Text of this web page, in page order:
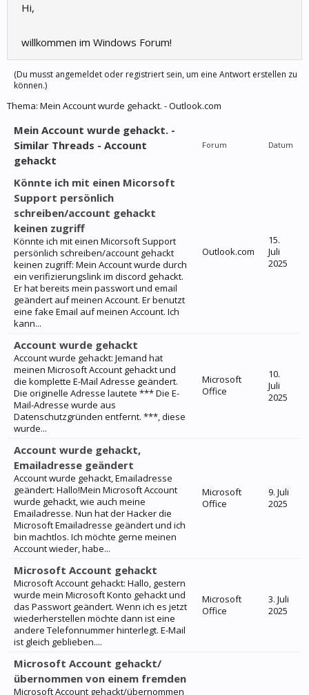
Hi,
willkommen im Windows Forum!
(Du musst angemeldet oder registriert sein, um eine Antwort erstellen zu
können.)
Thema: Mein Account wurde gehackt. - Outlook.com
Mein Account wurde gehackt. -
Similar Threads - Account
gehackt
Forum Datum
Könnte ich mit einen Micorsoft
Support persönlich
schreiben/account gehackt
keinen zugriff
Könnte ich mit einen Micorsoft Support
persönlich schreiben/account gehackt
keinen zugriff: Mein Account wurde durch
ein verifizierungslink im discord gehackt.
Er hat bereits mein passwort und email
geändert auf meinen Account. Er benutzt
eine fake Email auf meinen Account. Ich
kann...
Outlook.com
15.
Juli
2025
Account wurde gehackt
Account wurde gehackt: Jemand hat
meinen Microsoft Account gehackt und
die komplette E-Mail Adresse geändert.
Die originelle Adresse lautete *** Die E-
Mail-Adresse wurde aus
Datenschutzgründen entfernt. ***, diese
wurde...
Microsoft
Office
10.
Juli
2025
Account wurde gehackt,
Emailadresse geändert
Account wurde gehackt, Emailadresse
geändert: Hallo!Mein Microsoft Account
wurde gehackt, wie auch meine
Emailadresse. Nun hat der Hacker die
Microsoft Emailadresse geändert und ich
bin machtlos. Ich möchte gerne meinen
Account wieder, habe...
Microsoft
Office
9. Juli
2025
Microsoft Account gehackt
Microsoft Account gehackt: Hallo, gestern
wurde mein Microsoft Konto gehackt und
das Passwort geändert. Wenn ich es jetzt
wiederherstellen möchte dann ist eine
andere Telefonnummer hinterlegt. E-Mail
ist gleich geblieben....
Microsoft
Office
3. Juli
2025
Microsoft Account gehackt/
übernommen von einem fremden
Microsoft Account gehackt/übernommen